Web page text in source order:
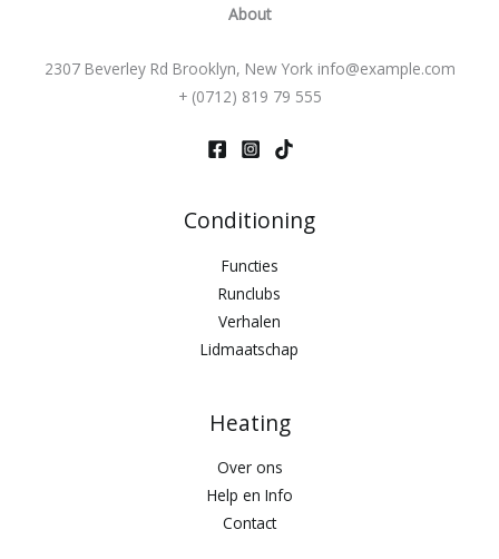
About
2307 Beverley Rd Brooklyn, New York info@example.com
+ (0712) 819 79 555
Conditioning
Functies
Runclubs
Verhalen
Lidmaatschap
Heating
Over ons
Help en Info
Contact